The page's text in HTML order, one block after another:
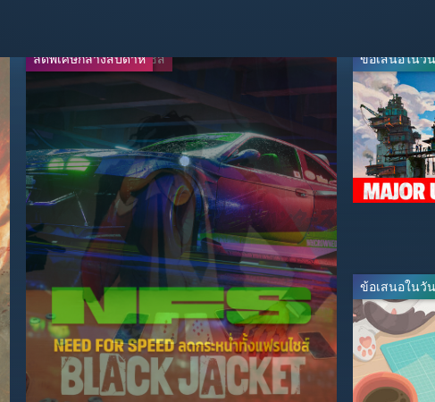
ลดพิเศษกลางสัปดาห์ ข้อเสนอในวั
ข้อเสนอในวั
ลดกระหน่ำทั้งแฟรนไชส์
-80% $49.99$9.99
-60% $59.99$23.99
-50% $7.99$3.99
-20% $24.99$19.99